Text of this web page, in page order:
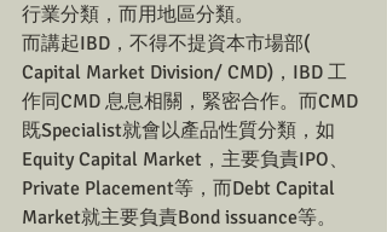
行業分類，而用地區分類。
而講起IBD，不得不提資本市場部(
Capital Market Division/ CMD)，IBD 工
作同CMD 息息相關，緊密合作。而CMD
既Specialist就會以產品性質分類，如
Equity Capital Market，主要負責IPO、
Private Placement等，而Debt Capital
Market就主要負責Bond issuance等。